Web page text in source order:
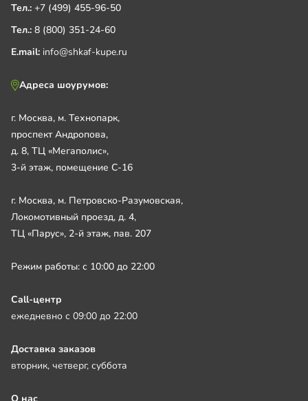
Тел.: +7 (499) 455-96-50
Тел.: 8 (800) 351-24-60
E.mail: info@shkaf-kupe.ru
Адреса шоурумов:
г. Москва, м. Технопарк,
проспект Андропова,
д. 8, ТЦ «Мегаполис»,
3-й этаж, помещение С-16
г. Москва, м. Петровско-Разумовская,
Локомотивный проезд, д. 4,
ТЦ «Парус», 2-й этаж, пав. 207
Режим работы: с 10:00 до 22:00
Call-центр
ежедневно с 09:00 до 22:00
Доставка заказов
вторник, четверг, суббота